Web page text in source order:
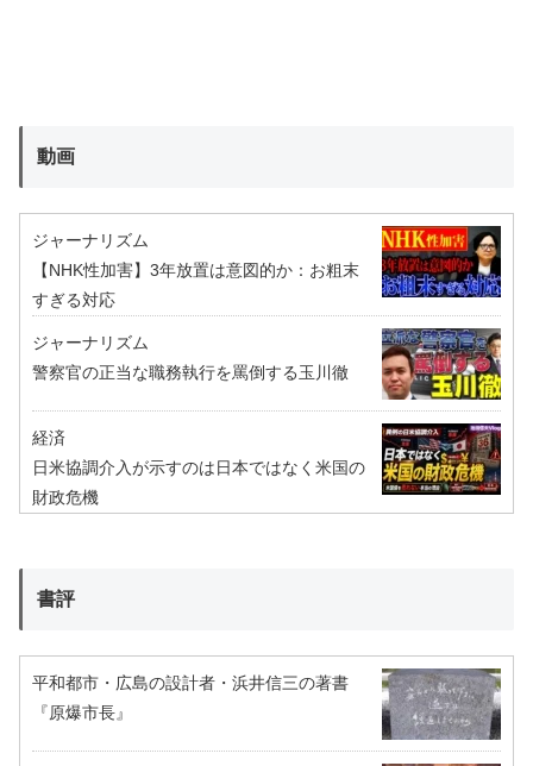
動画
ジャーナリズム
【NHK性加害】3年放置は意図的か：お粗末
すぎる対応
ジャーナリズム
警察官の正当な職務執行を罵倒する玉川徹
経済
日米協調介入が示すのは日本ではなく米国の
財政危機
書評
平和都市・広島の設計者・浜井信三の著書
『原爆市長』